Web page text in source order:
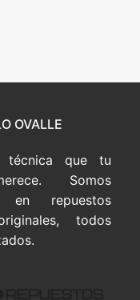
OVALLE
técnica que tu
Somos
en repuestos
todos